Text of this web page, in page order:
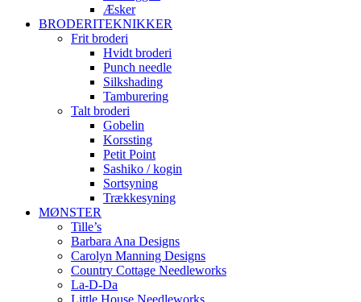
Æsker
BRODERITEKNIKKER
Frit broderi
Hvidt broderi
Punch needle
Silkshading
Tamburering
Talt broderi
Gobelin
Korssting
Petit Point
Sashiko / kogin
Sortsyning
Trækkesyning
MØNSTER
Tille’s
Barbara Ana Designs
Carolyn Manning Designs
Country Cottage Needleworks
La-D-Da
Little House Needleworks